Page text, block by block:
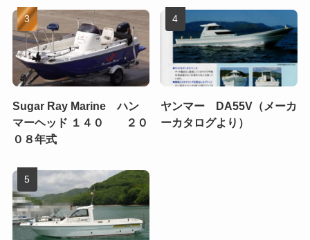
Sugar Ray Marine ハン
マーヘッド １４０ ２０
０８年式
ヤンマー DA55V（メーカ
ーカタログより）